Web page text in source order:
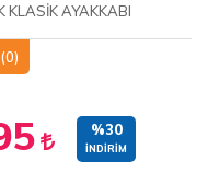
KLASİK AYAKKABI
(0)
%30
İNDIRIM